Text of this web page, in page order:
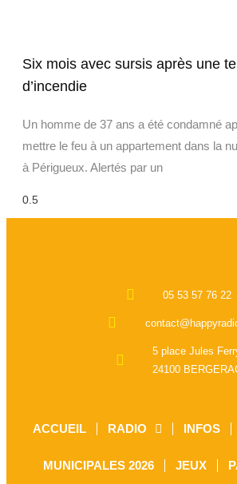
Six mois avec sursis après une
d’incendie
Un homme de 37 ans a été condamné
mettre le feu à un appartement dans la
à Périgueux. Alertés par un
05 53 57 76 22
5 place Jules
24100
ACCUEIL RADIO INFOS
MUNICIPALES 2026 JEUX